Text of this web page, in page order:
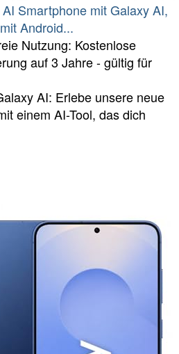
Smartphone mit Galaxy AI,
Android...
Nutzung: Kostenlose
auf 3 Jahre - gültig für
AI: Erlebe unsere neue
einem AI-Tool, das dich